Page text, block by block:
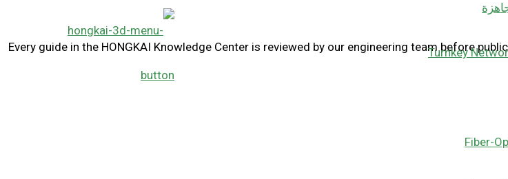
Turnkey
Fiber-
Every guide in the HONGKAI Knowledge Center is reviewed by our engineering team before